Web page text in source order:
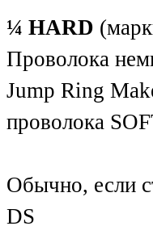
¼ HARD
Проволока
Jump Ring
проволока
Обычно, если
DS